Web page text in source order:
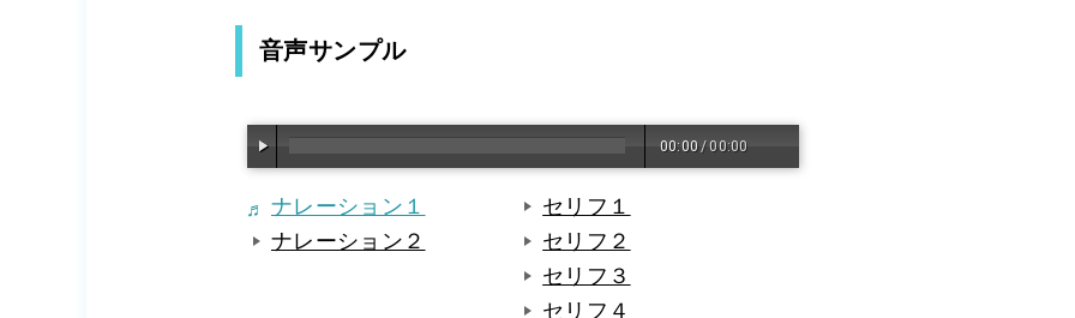
音声サンプル
00:00 /00:00
ナレーション１
ナレーション２
セリフ１
セリフ２
セリフ３
セリフ４